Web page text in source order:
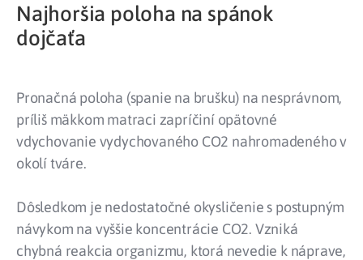
Najhoršia poloha na spánok
dojčaťa
Pronačná poloha (spanie na brušku) na nesprávnom,
príliš mäkkom matraci zapríčiní opätovné
vdychovanie vydychovaného CO2 nahromadeného v
okolí tváre.
Dôsledkom je nedostatočné okysličenie s postupným
návykom na vyššie koncentrácie CO2. Vzniká
chybná reakcia organizmu, ktorá nevedie k náprave,